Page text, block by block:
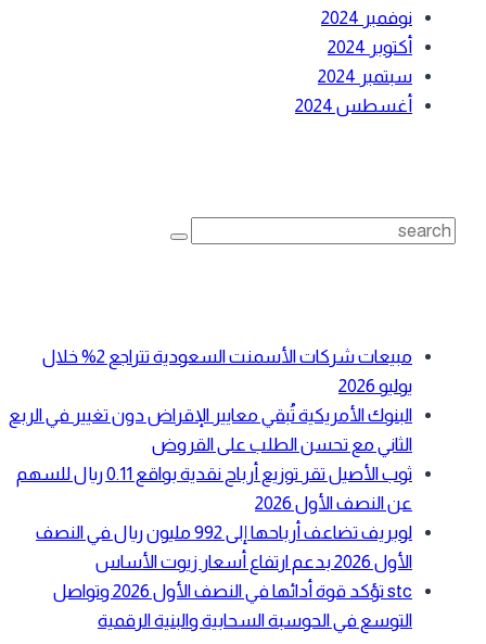
نوفمبر 2024
أكتوبر 2024
سبتمبر 2024
أغسطس 2024
Search
مبيعات شركات الأسمنت السعودية تتراجع 2% خلال
يوليو 2026
البنوك الأمريكية تُبقي معايير الإقراض دون تغيير في الربع
الثاني مع تحسن الطلب على القروض
ثوب الأصيل تقر توزيع أرباح نقدية بواقع 0.11 ريال للسهم
عن النصف الأول 2026
لوبريف تضاعف أرباحها إلى 992 مليون ريال في النصف
الأول 2026 بدعم ارتفاع أسعار زيوت الأساس
stc تؤكد قوة أدائها في النصف الأول 2026 وتواصل
التوسع في الحوسبة السحابية والبنية الرقمية